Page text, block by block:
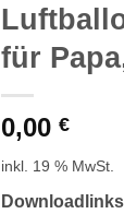
für
0,00 €
inkl. 19 % MwSt.